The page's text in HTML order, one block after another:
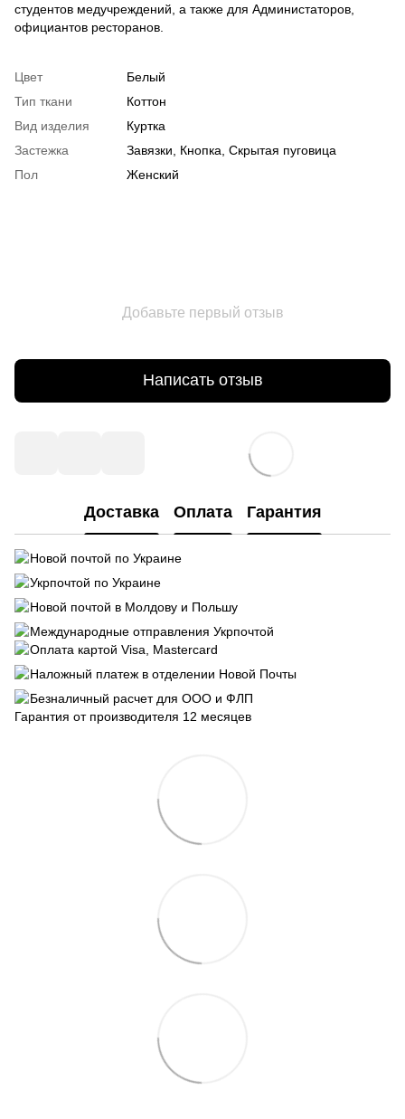
студентов медучреждений, а также для Администаторов,
официантов ресторанов.
Цвет
Белый
Тип ткани
Коттон
Вид изделия
Куртка
Застежка
Завязки, Кнопка, Скрытая пуговица
Пол
Женский
Добавьте первый отзыв
Написать отзыв
Доставка Оплата Гарантия
Новой почтой по Украине
Укрпочтой по Украине
Новой почтой в Молдову и Польшу
Международные отправления Укрпочтой
Оплата картой Visa, Mastercard
Наложный платеж в отделении Новой Почты
Безналичный расчет для ООО и ФЛП
Гарантия от производителя 12 месяцев